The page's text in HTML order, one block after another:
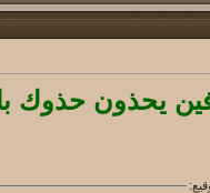
يحذون حذوك